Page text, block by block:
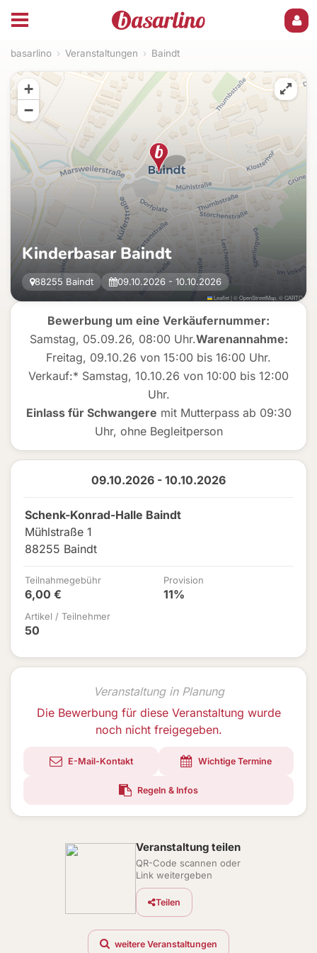
basarlino › Veranstaltungen › Baindt
Bewerbung um eine Verkäufernummer:
Samstag, 05.09.26, 08:00 Uhr.Warenannahme:
Freitag, 09.10.26 von 15:00 bis 16:00 Uhr.
Verkauf:* Samstag, 10.10.26 von 10:00 bis 12:00
Uhr.
Einlass für Schwangere mit Mutterpass ab 09:30
Uhr, ohne Begleitperson
09.10.2026 - 10.10.2026
Schenk-Konrad-Halle Baindt
Mühlstraße 1
88255 Baindt
Teilnahmegebühr
6,00 €
Provision
11%
Artikel / Teilnehmer
50
Veranstaltung in Planung
Die Bewerbung für diese Veranstaltung wurde
noch nicht freigegeben.
E-Mail-Kontakt Wichtige Termine
Regeln & Infos
Kinderbasar Baindt
88255 Baindt 09.10.2026 - 10.10.2026
+
−
Leaflet|©OpenStreetMap , ©CARTO
Veranstaltung teilen
QR-Code scannen oder
Link weitergeben
Teilen
weitere Veranstaltungen